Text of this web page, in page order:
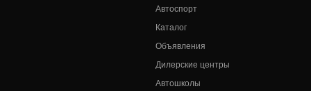
Автоспорт
Каталог
Объявления
Дилерские центры
Автошколы